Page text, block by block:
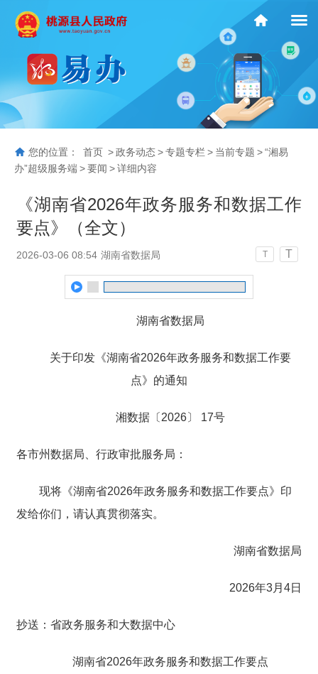
您的位置： 首页 >政务动态>专题专栏> 当前专题 >“湘易
办”超级服务端>要闻 >详细内容
《湖南省2026年政务服务和数据工作
要点》（全文）
2026-03-06 08:54 湖南省数据局 T T
湖南省数据局
关于印发《湖南省2026年政务服务和数据工作要
点》的通知
湘数据〔2026〕 17号
各市州数据局、行政审批服务局：
现将《湖南省2026年政务服务和数据工作要点》印
发给你们，请认真贯彻落实。
湖南省数据局
2026年3月4日
抄送：省政务服务和大数据中心
湖南省2026年政务服务和数据工作要点